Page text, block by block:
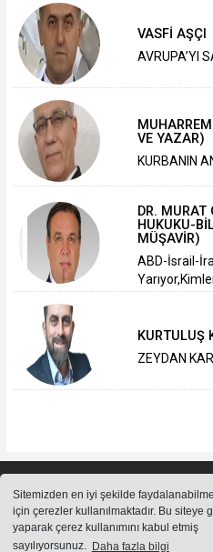
Sitemizden en iyi şekilde
için çerezler kullanılmaktadır. Bu siteye
yaparak çerez kullanımını kabul etmiş
sayılıyorsunuz. Daha fazla bilgi
VASFİ AŞÇI
AVRUPA’YI
VE YAZAR)
KURBANIN
DR. MURAT
HUKUKU-
MÜŞAVİR)
ABD-İsrail-
KURTULUŞ
ZEYDAN
Sitemizde bulunan içeriklerin tüm
kullanılamaz.